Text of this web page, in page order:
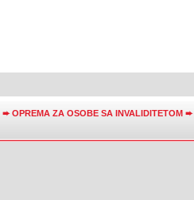
➨OPREMA ZA OSOBE SA INVALIDITETOM ➨